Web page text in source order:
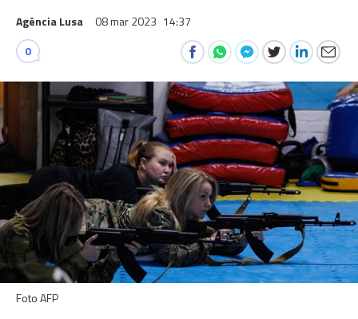
Agência Lusa 08 mar 2023 14:37
0
Foto AFP